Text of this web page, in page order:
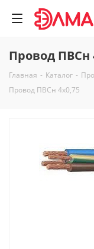
Провод ПВСн
Главная - Каталог -
Провод ПВСн 4х0,75